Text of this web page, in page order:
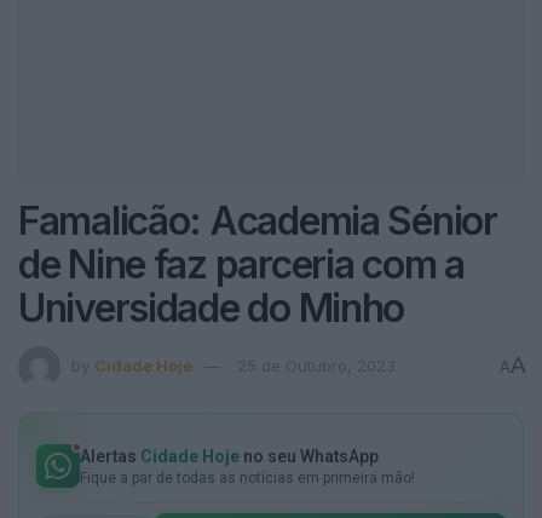
Famalicão: Academia Sénior
de Nine faz parceria com a
Universidade do Minho
by Cidade Hoje 25 de Outubro, 2023 AA
Alertas Cidade Hoje no seu WhatsApp
Fique a par de todas as notícias em primeira mão!